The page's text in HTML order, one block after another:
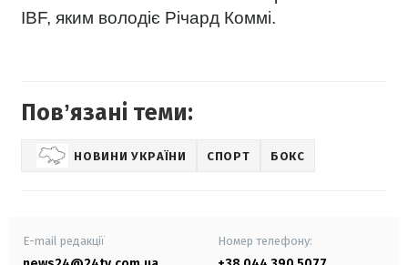
IBF, яким володіє Річард Коммі.
Повʼязані теми:
НОВИНИ УКРАЇНИ СПОРТ БОКС
E-mail редакції Номер телефону: